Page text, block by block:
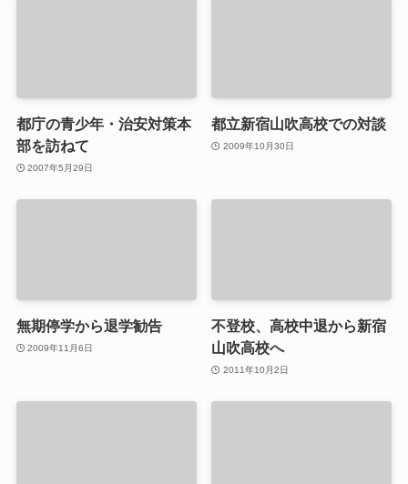
都庁の青少年・治安対策本
部を訪ねて
2007年5月29日
都立新宿山吹高校での対談
2009年10月30日
無期停学から退学勧告
2009年11月6日
不登校、高校中退から新宿
山吹高校へ
2011年10月2日